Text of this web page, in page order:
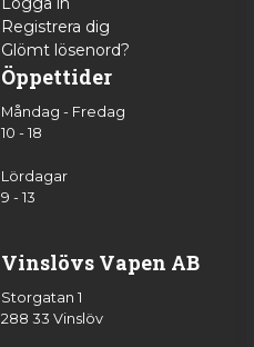
Registrera dig
Glömt lösenord?
Öppettider
Måndag - Fredag
10 - 18
Lördagar
9 - 13
Vinslövs Vapen AB
Storgatan 1
288 33 Vinslöv